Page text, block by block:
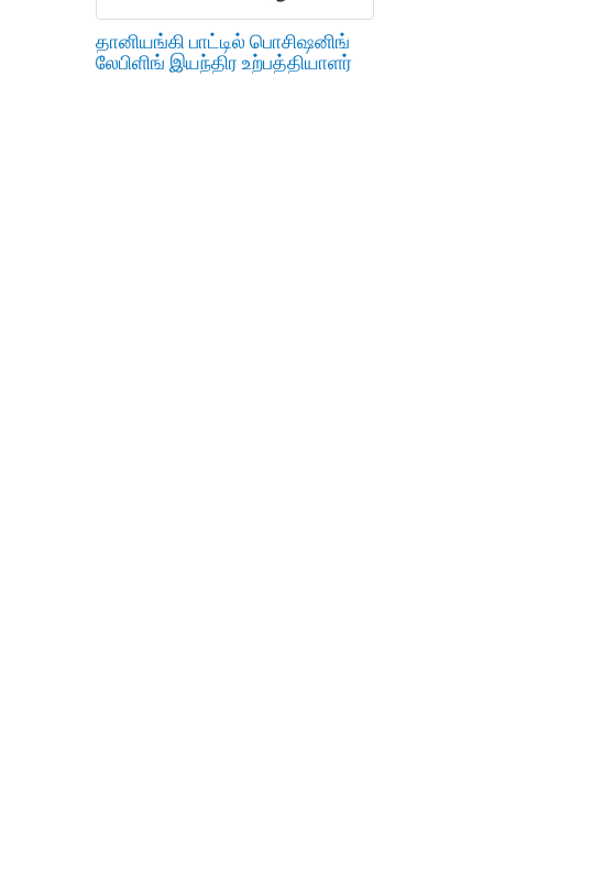
தானியங்கி பாட்டில் பொசிஷனிங்
லேபிளிங் இயந்திர உற்பத்தியாளர்